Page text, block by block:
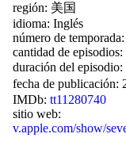
región: 美国
idioma: Inglés
número de temporada:
cantidad de episodios:
duración del
fecha de publicación:
IMDb: tt11280740
sitio web:
v.apple.com/show/